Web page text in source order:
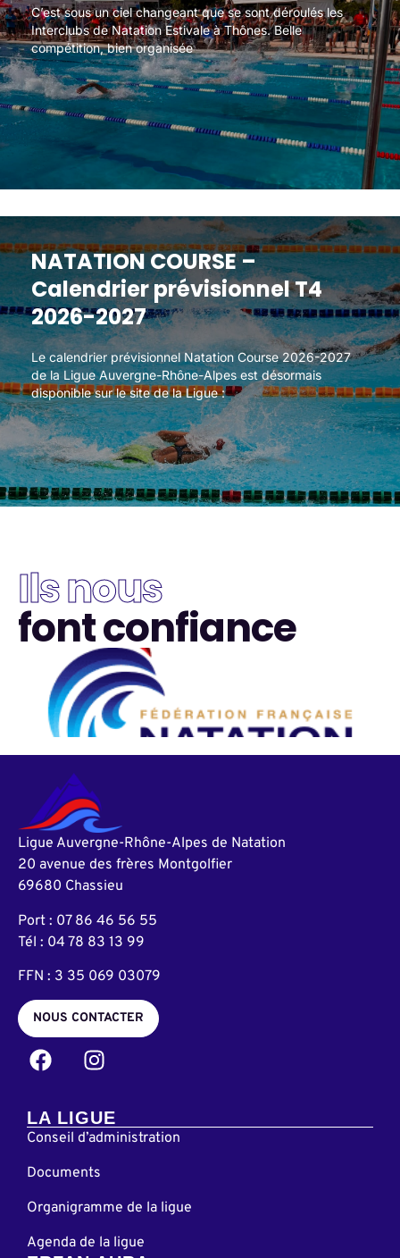
C’est sous un ciel changeant que se sont déroulés les
Interclubs de Natation Estivale à Thônes. Belle
compétition, bien organisée
C’est sous un ciel changeant que se sont déroulés les
Interclubs de Natation Estivale à Thônes. Belle
compétition, bien organisée
NATATION COURSE –
Calendrier prévisionnel T4
2026-2027
Le calendrier prévisionnel Natation Course 2026-2027
de la Ligue Auvergne-Rhône-Alpes est désormais
disponible sur le site de la Ligue :
NATATION COURSE –
Calendrier prévisionnel T4
2026-2027
Le calendrier prévisionnel Natation Course 2026-2027
de la Ligue Auvergne-Rhône-Alpes est désormais
disponible sur le site de la Ligue :
Ils nous
font confiance
Ligue Auvergne-Rhône-Alpes de Natation
20 avenue des frères Montgolfier
69680 Chassieu
Port : 07 86 46 56 55
Tél : 04 78 83 13 99
FFN : 3 35 069 03079
NOUS CONTACTER
LA LIGUE
Conseil d’administration
Documents
Organigramme de la ligue
Agenda de la ligue